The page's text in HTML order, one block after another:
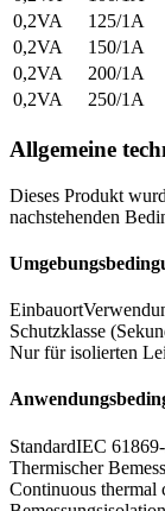
0,2VA
125/1A
0,2VA
150/1A
0,2VA
200/1A
0,2VA
250/1A
Allgemeine
Dieses Produkt
nachstehenden
Einbauort
Schutzklasse
Nur für isolierten
StandardIEC
Thermischer
Continuous thermal